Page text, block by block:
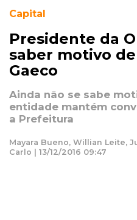
Capital
Presidente da
saber motivo
Gaeco
Ainda não se sabe
entidade mantém
a Prefeitura
Mayara Bueno, Willian Leite,
Carlo | 13/12/2016 09:47